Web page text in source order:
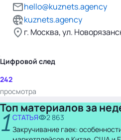
hello@kuznets.agency
kuznets.agency
г. Москва, ул.
Цифровой след
242
просмотра
Топ материалов за
1 СТАТЬЯ
2 863
Закручивание гаек: